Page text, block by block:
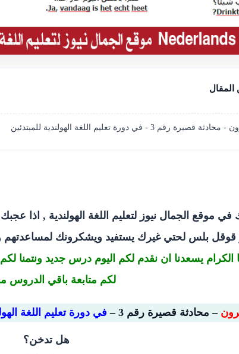
المقال
للمبتدئين
في موقع الجمال نيوز لتعليم اللغة الهولندية , اذا
قوقل بلس لحتي غيرك يستفيد ويشكرونك لمساعدتهم
الكرام يسعدنا ان نقدم لكم اليوم درس جديد ونتمنا
لكم متابعة باقي الدروس
– ‫محادثة قصيرة رقم 3 – في دورة تعليم اللغة
‫هل تدخن؟‬